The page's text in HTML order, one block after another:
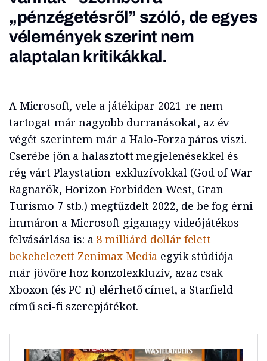
„pénzégetésről” szóló, de egyes
vélemények szerint nem
alaptalan kritikákkal.
A Microsoft, vele a játékipar 2021-re nem
tartogat már nagyobb durranásokat, az év
végét szerintem már a Halo-Forza páros viszi.
Cserébe jön a halasztott megjelenésekkel és
rég várt Playstation-exkluzívokkal (God of War
Ragnarök, Horizon Forbidden West, Gran
Turismo 7 stb.) megtűzdelt 2022, de be fog érni
immáron a Microsoft giganagy videójátékos
felvásárlása is: a 8 milliárd dollár felett
bekebelezett Zenimax Media egyik stúdiója
már jövőre hoz konzolexkluzív, azaz csak
Xboxon (és PC-n) elérhető címet, a Starfield
című sci-fi szerepjátékot.